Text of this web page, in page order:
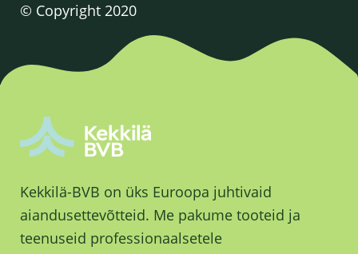
© Copyright 2020
Kekkilä-BVB on üks Euroopa juhtivaid
aiandusettevõtteid. Me pakume tooteid ja
teenuseid professionaalsetele